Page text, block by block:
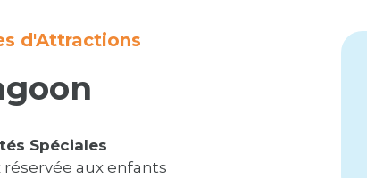
d'Attractions
Spéciales
réservée aux enfants